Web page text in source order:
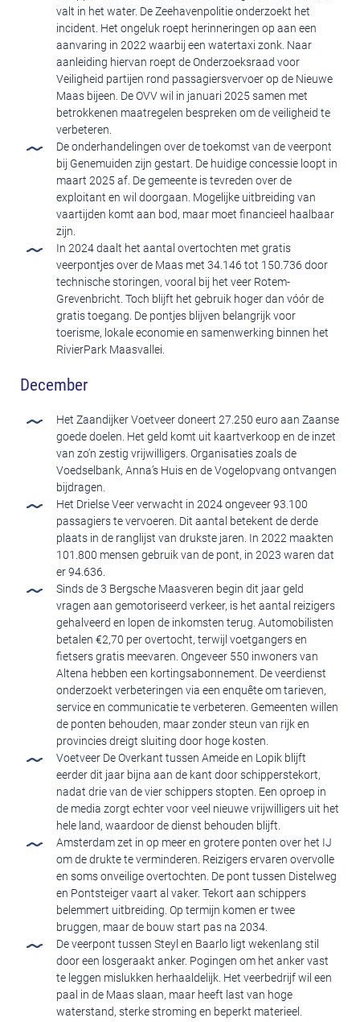
valt in het water. De Zeehavenpolitie onderzoekt het
incident. Het ongeluk roept herinneringen op aan een
aanvaring in 2022 waarbij een watertaxi zonk. Naar
aanleiding hiervan roept de Onderzoeksraad voor
Veiligheid partijen rond passagiersvervoer op de Nieuwe
Maas bijeen. De OVV wil in januari 2025 samen met
betrokkenen maatregelen bespreken om de veiligheid te
verbeteren.
De onderhandelingen over de toekomst van de veerpont
bij Genemuiden zijn gestart. De huidige concessie loopt in
maart 2025 af. De gemeente is tevreden over de
exploitant en wil doorgaan. Mogelijke uitbreiding van
vaartijden komt aan bod, maar moet financieel haalbaar
zijn.
In 2024 daalt het aantal overtochten met gratis
veerpontjes over de Maas met 34.146 tot 150.736 door
technische storingen, vooral bij het veer Rotem-
Grevenbricht. Toch blijft het gebruik hoger dan vóór de
gratis toegang. De pontjes blijven belangrijk voor
toerisme, lokale economie en samenwerking binnen het
RivierPark Maasvallei.
December
Het Zaandijker Voetveer doneert 27.250 euro aan Zaanse
goede doelen. Het geld komt uit kaartverkoop en de inzet
van zo’n zestig vrijwilligers. Organisaties zoals de
Voedselbank, Anna’s Huis en de Vogelopvang ontvangen
bijdragen.
Het Drielse Veer verwacht in 2024 ongeveer 93.100
passagiers te vervoeren. Dit aantal betekent de derde
plaats in de ranglijst van drukste jaren. In 2022 maakten
101.800 mensen gebruik van de pont, in 2023 waren dat
er 94.636.
Sinds de 3 Bergsche Maasveren begin dit jaar geld
vragen aan gemotoriseerd verkeer, is het aantal reizigers
gehalveerd en lopen de inkomsten terug. Automobilisten
betalen €2,70 per overtocht, terwijl voetgangers en
fietsers gratis meevaren. Ongeveer 550 inwoners van
Altena hebben een kortingsabonnement. De veerdienst
onderzoekt verbeteringen via een enquête om tarieven,
service en communicatie te verbeteren. Gemeenten willen
de ponten behouden, maar zonder steun van rijk en
provincies dreigt sluiting door hoge kosten.
Voetveer De Overkant tussen Ameide en Lopik blijft
eerder dit jaar bijna aan de kant door schipperstekort,
nadat drie van de vier schippers stopten. Een oproep in
de media zorgt echter voor veel nieuwe vrijwilligers uit het
hele land, waardoor de dienst behouden blijft.
Amsterdam zet in op meer en grotere ponten over het IJ
om de drukte te verminderen. Reizigers ervaren overvolle
en soms onveilige overtochten. De pont tussen Distelweg
en Pontsteiger vaart al vaker. Tekort aan schippers
belemmert uitbreiding. Op termijn komen er twee
bruggen, maar de bouw start pas na 2034.
De veerpont tussen Steyl en Baarlo ligt wekenlang stil
door een losgeraakt anker. Pogingen om het anker vast
te leggen mislukken herhaaldelijk. Het veerbedrijf wil een
paal in de Maas slaan, maar heeft last van hoge
waterstand, sterke stroming en beperkt materieel.